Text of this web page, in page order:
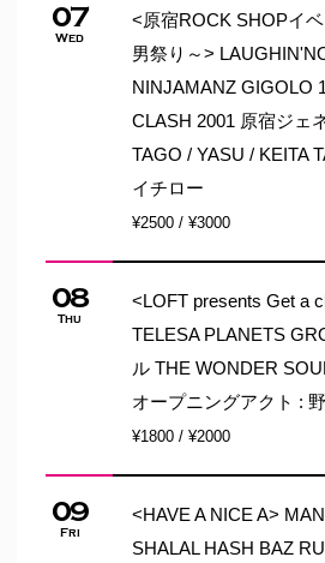
07
Wed
<原宿ROCK SHOPイ
男祭り～>
NINJAMANZ GIGOLO
CLASH 2001 原宿ジェ
TAGO / YASU / KEITA
イチロー
¥2500 / ¥3000
08
Thu
<LOFT presents Get a
TELESA PLANETS
ル THE WONDER
オープニングアクト :
¥1800 / ¥2000
09
Fri
<HAVE A NICE A>
SHALAL HASH BAZ